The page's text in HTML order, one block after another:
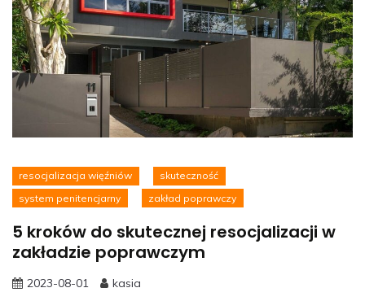
resocjalizacja więźniów
skuteczność
system penitencjarny
zakład poprawczy
5 kroków do skutecznej resocjalizacji w
zakładzie poprawczym
2023-08-01 kasia